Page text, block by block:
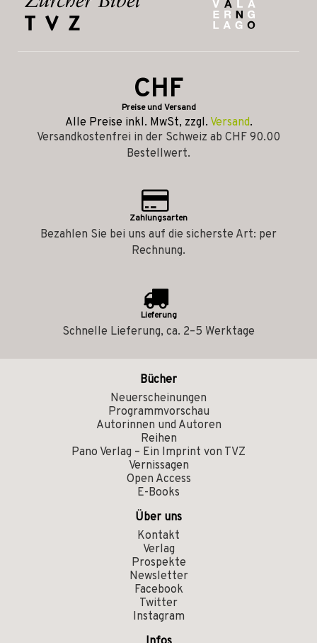
CHF
Preise und Versand
Alle Preise inkl. MwSt, zzgl. Versand.
Versandkostenfrei in der Schweiz ab CHF 90.00
Bestellwert.
Zahlungsarten
Bezahlen Sie bei uns auf die sicherste Art: per
Rechnung.
Lieferung
Schnelle Lieferung, ca. 2–5 Werktage
Bücher
Neuerscheinungen
Programmvorschau
Autorinnen und Autoren
Reihen
Pano Verlag – Ein Imprint von TVZ
Vernissagen
Open Access
E-Books
Über uns
Kontakt
Verlag
Prospekte
Newsletter
Facebook
Twitter
Instagram